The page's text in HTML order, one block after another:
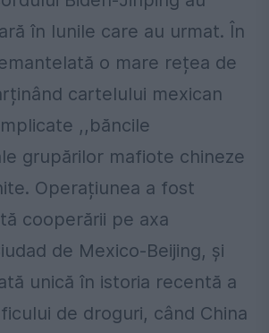
în lunile care au urmat. În
o mare rețea de
cartelului mexican
,,băncile
grupărilor mafiote chineze
Operațiunea a fost
cooperării pe axa
de Mexico-Beijing, și
unică în istoria recentă a
de droguri, când China